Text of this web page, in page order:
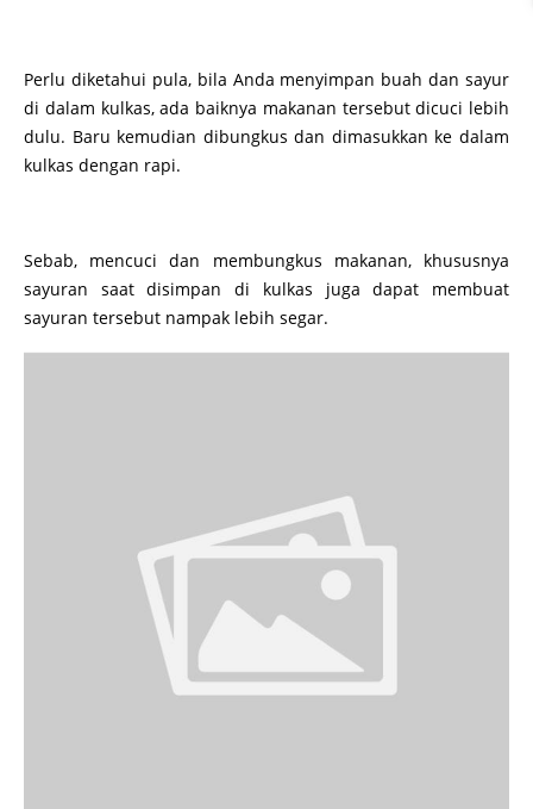
Perlu diketahui pula, bila Anda menyimpan buah dan sayur
di dalam kulkas, ada baiknya makanan tersebut dicuci lebih
dulu. Baru kemudian dibungkus dan dimasukkan ke dalam
kulkas dengan rapi.
Sebab, mencuci dan membungkus makanan, khususnya
sayuran saat disimpan di kulkas juga dapat membuat
sayuran tersebut nampak lebih segar.